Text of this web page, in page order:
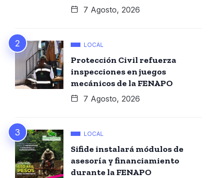
7 Agosto, 2026
LOCAL
Protección Civil refuerza
inspecciones en juegos
mecánicos de la FENAPO
7 Agosto, 2026
LOCAL
Sifide instalará módulos de
asesoría y financiamiento
durante la FENAPO